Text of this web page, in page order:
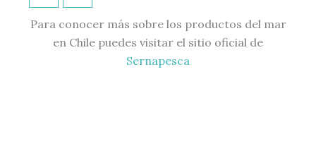
Para conocer más sobre los productos del mar
en Chile puedes visitar el sitio oficial de
Sernapesca